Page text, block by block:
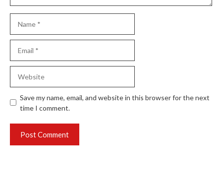
Save my name, email, and website in this browser for the next
time I comment.